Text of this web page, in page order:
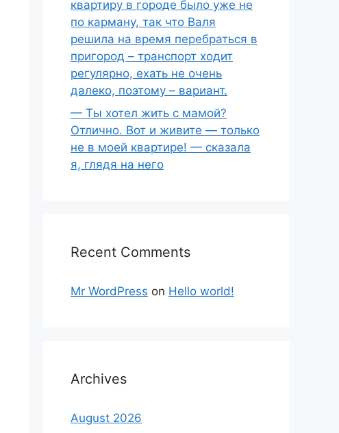
квартиру в городе было уже не
по карману, так что Валя
решила на время перебраться в
пригород – транспорт ходит
регулярно, ехать не очень
далеко, поэтому – вариант.
— Ты хотел жить с мамой?
Отлично. Вот и живите — только
не в моей квартире! — сказала
я, глядя на него
Recent Comments
Mr WordPress on Hello world!
Archives
August 2026